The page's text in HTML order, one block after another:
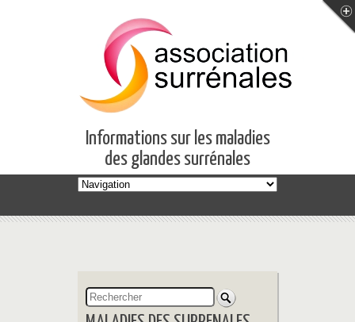
Informations sur les maladies
des glandes surrénales